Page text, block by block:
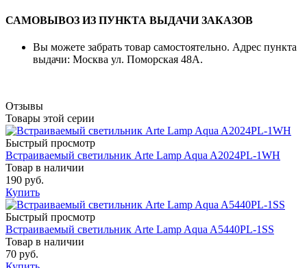
САМОВЫВОЗ ИЗ ПУНКТА ВЫДАЧИ ЗАКАЗОВ
Вы можете забрать товар самостоятельно. Адрес пункта
выдачи: Москва ул. Поморская 48А.
Отзывы
Товары этой серии
Быстрый просмотр
Встраиваемый светильник Arte Lamp Aqua A2024PL-1WH
Товар в наличии
190 руб.
Купить
Быстрый просмотр
Встраиваемый светильник Arte Lamp Aqua A5440PL-1SS
Товар в наличии
70 руб.